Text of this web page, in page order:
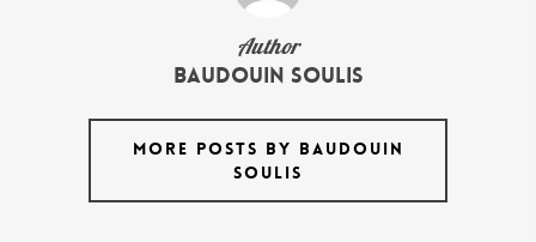
Author
Baudouin Soulis
MORE POSTS BY BAUDOUIN
SOULIS